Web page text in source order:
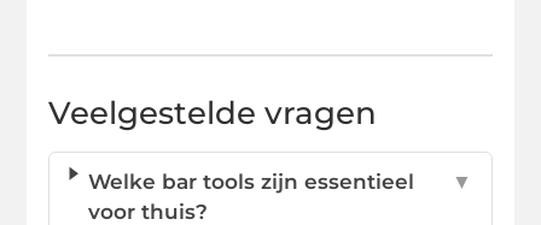
Veelgestelde vragen
Welke bar tools zijn essentieel
voor thuis?
▼